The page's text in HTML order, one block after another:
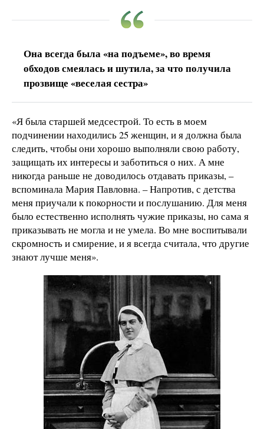
Она всегда была «на подъеме», во время
обходов смеялась и шутила, за что получила
прозвище «веселая сестра»
«Я была старшей медсестрой. То есть в моем
подчинении находились 25 женщин, и я должна была
следить, чтобы они хорошо выполняли свою работу,
защищать их интересы и заботиться о них. А мне
никогда раньше не доводилось отдавать приказы, –
вспоминала Мария Павловна. – Напротив, с детства
меня приучали к покорности и послушанию. Для меня
было естественно исполнять чужие приказы, но сама я
приказывать не могла и не умела. Во мне воспитывали
скромность и смирение, и я всегда считала, что другие
знают лучше меня».